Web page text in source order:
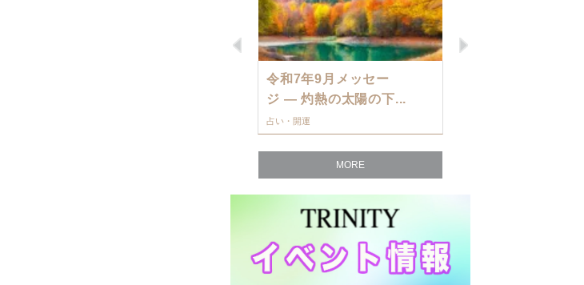
Previous
令和7年9月メッセー
ジ — 灼熱の太陽の下...
占い・開運
MORE